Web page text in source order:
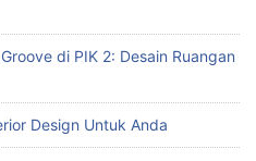
di PIK 2: Desain Ruangan
Design Untuk Anda